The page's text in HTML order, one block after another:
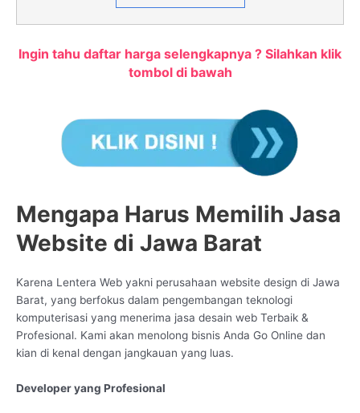
Ingin tahu daftar harga selengkapnya ? Silahkan klik
tombol di bawah
Mengapa Harus Memilih Jasa
Website di Jawa Barat
Karena Lentera Web yakni perusahaan website design di Jawa
Barat, yang berfokus dalam pengembangan teknologi
komputerisasi yang menerima jasa desain web Terbaik &
Profesional. Kami akan menolong bisnis Anda Go Online dan
kian di kenal dengan jangkauan yang luas.
Developer yang Profesional